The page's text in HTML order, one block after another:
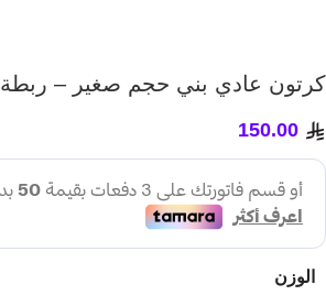
كرتون عادي بني حجم صغير – ربطة 25 حبة
150.00
الوزن